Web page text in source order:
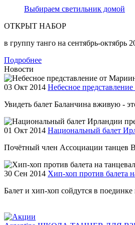
Выбираем светильник домой
ОТКРЫТ НАБОР
в группу танго на сентябрь-октябрь
Подробнее
Новости
03 Окт 2014 Небесное
Увидеть балет Баланчина вживую -
01 Окт 2014 Национальный балет
Почётный член Ассоциации танцев
30 Сен 2014 Хип-хоп против балета
Балет и хип-хоп сойдутся в